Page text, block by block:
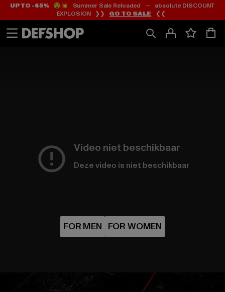
Ga
naar
Ga
naar
UP TO -65%😲💥 Summer Sale Reloaded — absolute DISCOUNT
EXPLOSION ❯❯ GO TO SALE ❮❮
Video niet beschikbaar
Deze video is niet beschikbaar